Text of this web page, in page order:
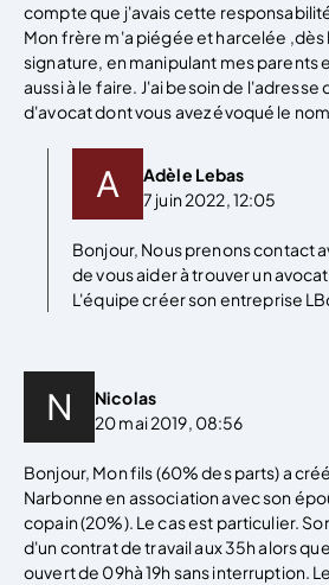
compte que j'avais cette
Mon frère m'a piégée et harcelée ,dès
signature, en manipulant mes parents
aussi à le faire. J'ai besoin de
d'avocat dont vous avez évoqué le
Adèle Lebas
7 juin 2022, 12:05
Bonjour, Nous prenons contact
de vous aider à trouver un
L'équipe créer son entreprise
Nicolas
20 mai 2019, 08:56
Bonjour, Mon fils (60% des parts) a
Narbonne en association avec son
copain (20%). Le cas est particulier.
d'un contrat de travail aux 35h alors
ouvert de 09hà 19h sans interruption.